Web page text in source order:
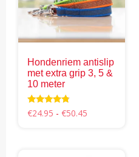
Hondenriem antislip
met extra grip 3, 5 &
10 meter
Waardering
4.59
€24.95 - €50.45